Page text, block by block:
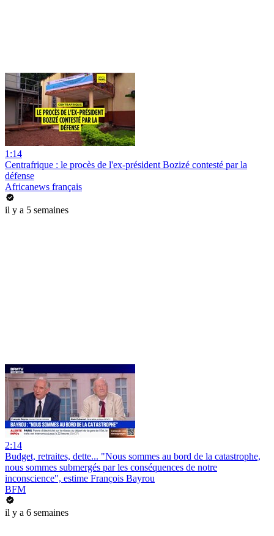
1:14
Centrafrique : le procès de l'ex-président Bozizé contesté par la
défense
Africanews français
il y a 5 semaines
2:14
Budget, retraites, dette... "Nous sommes au bord de la catastrophe,
nous sommes submergés par les conséquences de notre
inconscience", estime François Bayrou
BFM
il y a 6 semaines